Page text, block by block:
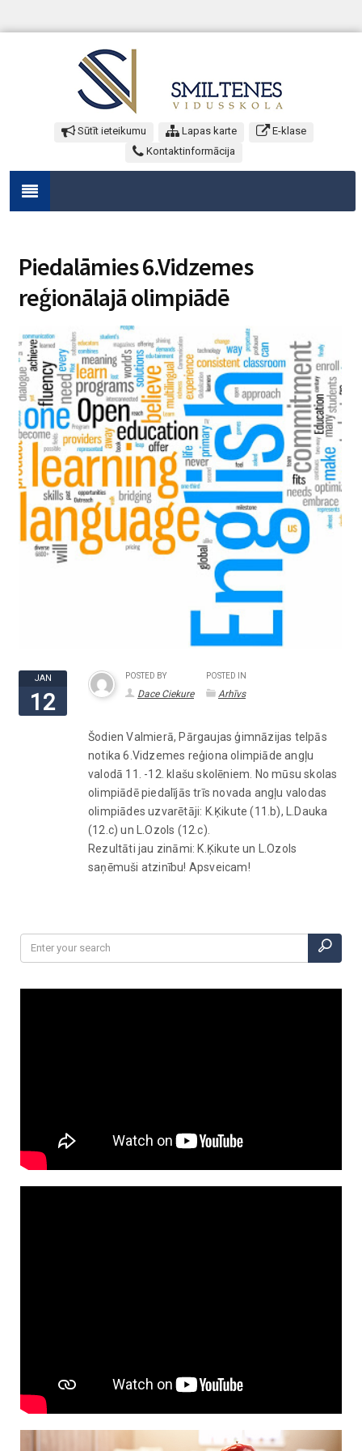
Sūtīt ieteikumu Lapas karte
E-klase
Kontaktinformācija
Piedalāmies 6.Vidzemes
reģionālajā olimpiādē
JAN
12
POSTED BY
Dace Ciekure
POSTED IN
Arhīvs
Šodien Valmierā, Pārgaujas ģimnāzijas telpās
notika 6.Vidzemes reģiona olimpiāde angļu
valodā 11. -12. klašu skolēniem. No mūsu skolas
olimpiādē piedalījās trīs novada angļu valodas
olimpiādes uzvarētāji: K.Ķikute (11.b), L.Dauka
(12.c) un L.Ozols (12.c).
Rezultāti jau zināmi: K.Ķikute un L.Ozols
saņēmuši atzinību! Apsveicam!